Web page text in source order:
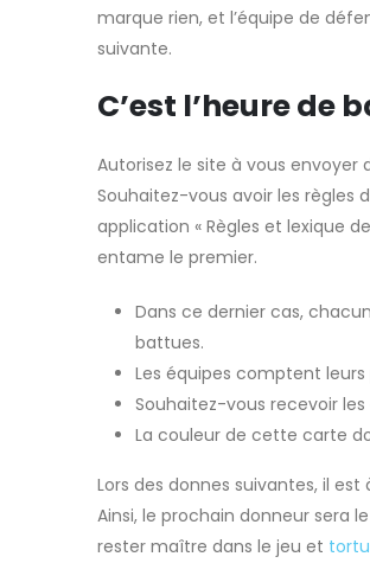
marque rien, et l’équipe de
suivante.
C’est l’heure de
Autorisez le site à vous
Souhaitez-vous avoir les règles
application « Règles et lexique
entame le premier.
Dans ce dernier cas,
battues.
Les équipes comptent leurs
Souhaitez-vous recevoir
La couleur de cette carte
Lors des donnes suivantes, il
Ainsi, le prochain donneur sera
rester maître dans le jeu et